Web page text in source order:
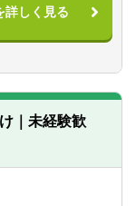
携わりたいという
害防止管理者、エ
資格
対応のご
たご活躍を期待
務の延長として、
報開示に関するア
ビリティ/ESGマ
イザリー業務も
は、以下をご参
詳しく見る
｜未経験歓